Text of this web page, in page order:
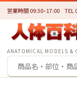
営業時間 09:30–17:00 TEL
ANATOMICAL MODELS &